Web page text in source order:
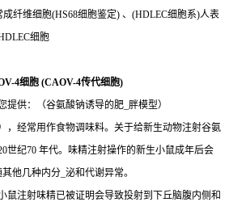
成纤维细胞(HS68细胞鉴定) 、(HDLEC细胞系)人表
细胞
4细胞 (CAOV-4传代细胞)
提供：（谷氨酸钠诱导的肥_胖模型）
，经常用作食物调味料。关于给新生动物注射谷氨
世纪70 年代。味精注射操作的新生小鼠成年后会
他几种内分_泌和代谢异常。
鼠注射味精已被证明会导致投射到下丘脑腹内侧和